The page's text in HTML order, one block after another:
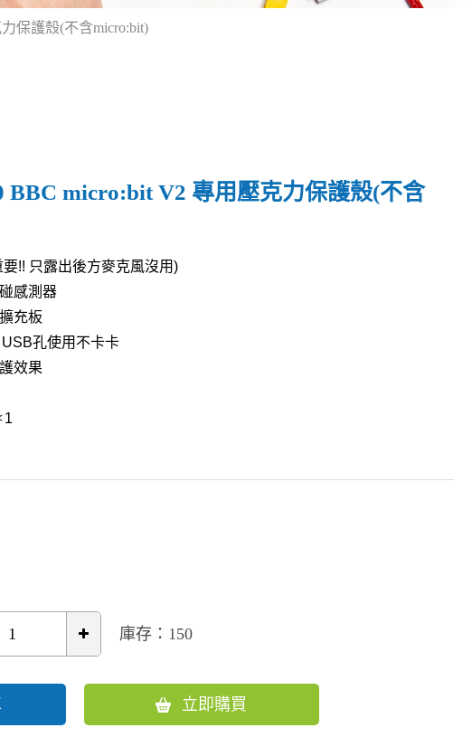
保護殼(不含micro:bit)
BBC micro:bit V2 專用壓克力保護殼(不含
!! 只露出後方麥克風沒用)
感測器
充板
孔使用不卡卡
效果
1
庫存：150
立即購買